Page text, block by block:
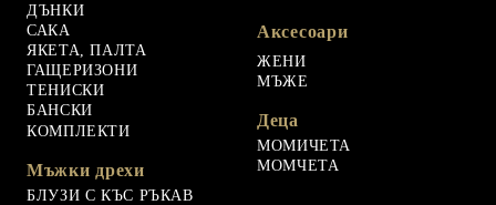
ДЪНКИ
САКА
ЯКЕТА, ПАЛТА
ГАЩЕРИЗОНИ
ТЕНИСКИ
БАНСКИ
КОМПЛЕКТИ
Мъжки дрехи
БЛУЗИ С КЪС РЪКАВ
Аксесоари
ЖЕНИ
МЪЖЕ
Деца
МОМИЧЕТА
МОМЧЕТА